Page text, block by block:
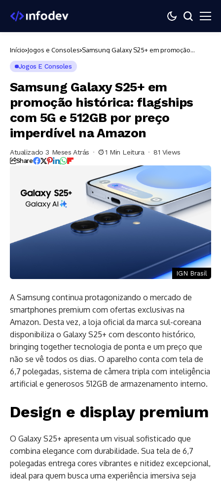
Início Jogos e Consoles Samsung Galaxy S25+ em promoção
Jogos E Consoles
Samsung Galaxy S25+ em
promoção histórica: flagships
com 5G e 512GB por preço
imperdível na Amazon
Atualizado 3 Meses Atrás 1 Min Leitura 81 Views
Share
IGN Brasil
A Samsung continua protagonizando o mercado de
smartphones premium com ofertas exclusivas na
Amazon. Desta vez, a loja oficial da marca sul-coreana
disponibiliza o Galaxy S25+ com desconto histórico,
bringing together tecnologia de ponta e um preço que
não se vê todos os dias. O aparelho conta com tela de
6,7 polegadas, sistema de câmera tripla com inteligência
artificial e generosos 512GB de armazenamento interno.
Design e display premium
O Galaxy S25+ apresenta um visual sofisticado que
combina elegance com durabilidade. Sua tela de 6,7
polegadas entrega cores vibrantes e nitidez excepcional,
ideal para quem busca uma experiência imersiva seja